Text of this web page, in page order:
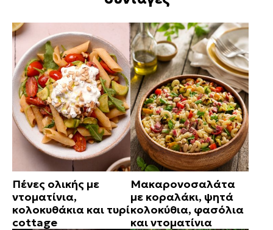
Πένες ολικής με
ντοματίνια,
κολοκυθάκια και τυρί
cottage
Μακαρονοσαλάτα
με κοραλάκι, ψητά
κολοκύθια, φασόλια
και ντοματίνια